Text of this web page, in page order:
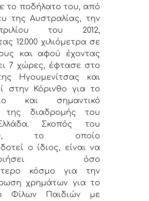
το ποδήλατο του, από
της Αυστραλίας, την
του 2012,
12.000 χιλιόμετρα σε
και αφού έχοντας
7 χώρες, έφτασε στο
Ηγουμενίτσας και
στην Κόρινθο για το
και σημαντικό
της διαδρομής του
Σκοπός του
το οποίο
ο ίδιος, είναι να
όσο
κόσμο για την
χρημάτων για το
Φίλων Παιδιών με